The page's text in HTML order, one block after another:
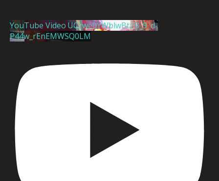
YouTube Video UCzwe0YWblwBt2B_9_d-
P44w_rEnEMWSQ0LM